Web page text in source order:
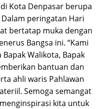
Kota Denpasar berupa
peringatan Hari
bertatap muka dengan
Bangsa ini. “Kami
Walikota, Bapak
bantuan dan
ahli waris Pahlawan
Semoga semangat
kita untuk